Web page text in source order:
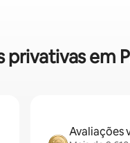
em
Avaliações